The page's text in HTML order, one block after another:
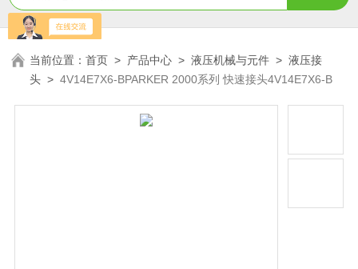
当前位置：首页 > 产品中心 >液压机械与元件 >液压接
头 >4V14E7X6-BPARKER 2000系列 快速接头4V14E7X6-B